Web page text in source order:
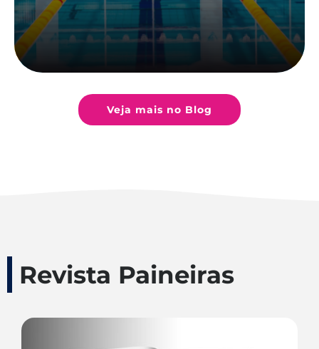
Veja mais no Blog
Revista Paineiras